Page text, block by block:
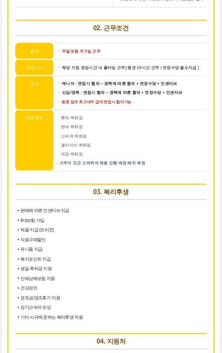
02. 근무조건
휴 무 ㆍ주말포함 주 5일 근무
근무시간 ㆍ 해당 지점 영업시간 내 풀타임 근무( 평균 10시간 근무 / 연장수당 별도지급 )
급 여
ㆍ 매니저 : 면접시 협의 ~ 경력에 따른 협의 + 연장수당 + 인센티브
ㆍ 신입/경력 : 면접시 협의 ~ 경력에 따른 협의 + 연장수당 + 인센티브
ㆍ 동종 업계 최고대우 급여 면접시 협의가능
채용 매장 ㆍ롯데 백화점
ㆍ현대 백화점
ㆍ신세계 백화점
ㆍ갤러리아 백화점
ㆍ애경 백화점
- 거주지 인근 고려하여 채용 진행 매장 배치 예정
03. 복리후생
판매에 따른 인센티브 지급
4대보험 가입
제품 지급 (프리굿)
직원구매할인
유니폼 지급
복지포인트 지급
생일 축하금 지원
단체상해보험 지원
건강검진
경조금/경조휴가 지원
장기근속자 포상
기타 사규에 준하는 복리후생 적용
04. 지원처